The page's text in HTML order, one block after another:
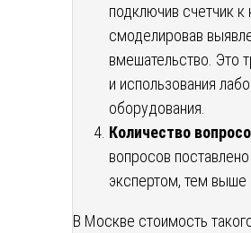
подключив счетчик к
смоделировав
вмешательство. Это
и использования
оборудования.
Количество
вопросов
экспертом, тем выше
В Москве стоимость